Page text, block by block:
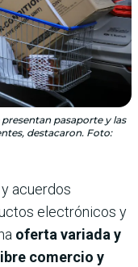
pasaporte y las
destacaron. Foto:
acuerdos
electrónicos y
oferta variada y
libre comercio y